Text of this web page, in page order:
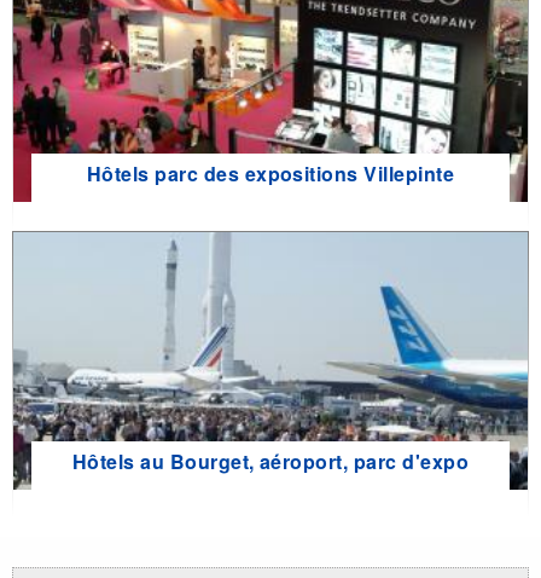
Hôtels parc des expositions Villepinte
Hôtels au Bourget, aéroport, parc d'expo